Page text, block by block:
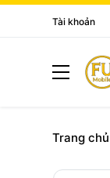
Tài khoản
Trang chủ